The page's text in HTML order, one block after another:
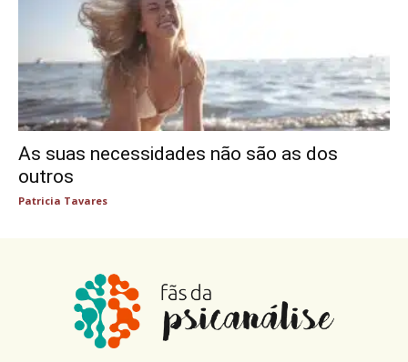
As suas necessidades não são as dos
outros
Patricia Tavares